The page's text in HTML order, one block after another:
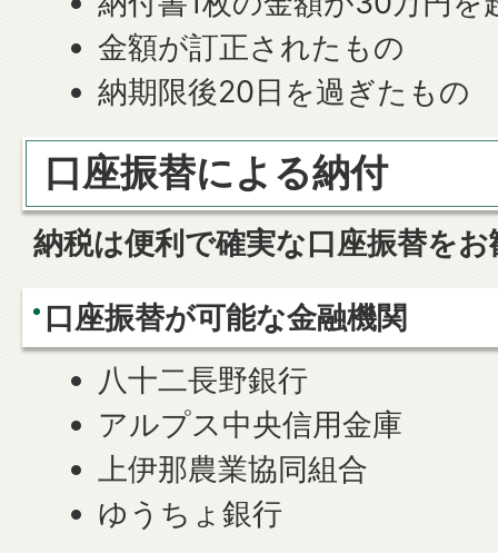
金額が訂正されたもの
納期限後20日を過ぎたもの
口座振替による納付
納税は便利で確実な口座振替を
口座振替が可能な金融機関
八十二長野銀行
アルプス中央信用金庫
上伊那農業協同組合
ゆうちょ銀行